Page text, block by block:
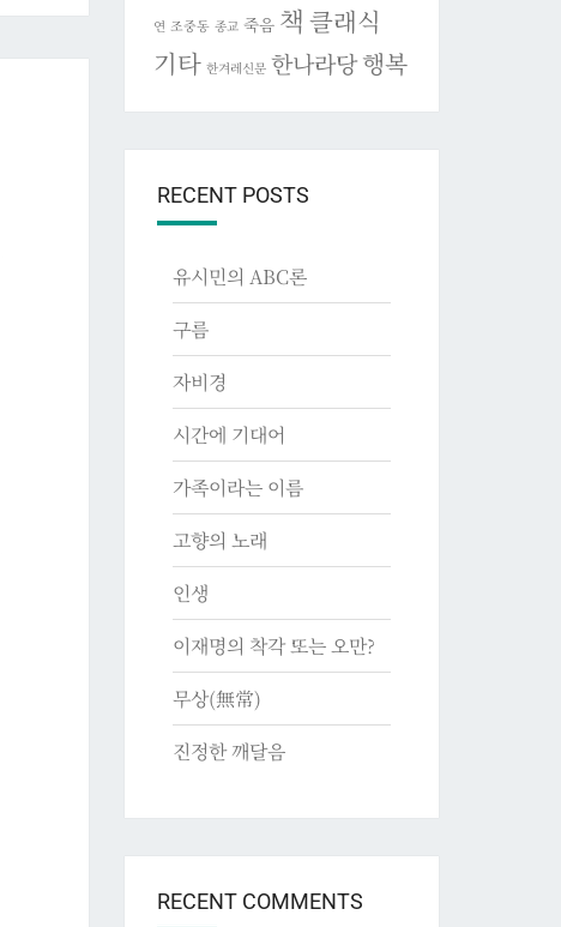
연 조중동 종교 죽음 책 클래식
기타 한겨레신문 한나라당 행복
RECENT POSTS
유시민의 ABC론
구름
자비경
시간에 기대어
가족이라는 이름
고향의 노래
인생
이재명의 착각 또는 오만?
무상(無常)
진정한 깨달음
RECENT COMMENTS